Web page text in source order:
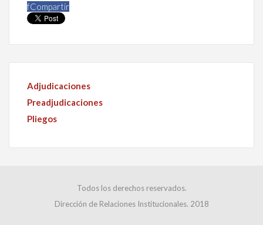
fCompartir
Adjudicaciones
Preadjudicaciones
Pliegos
Todos los derechos reservados.
Dirección de Relaciones Institucionales. 2018